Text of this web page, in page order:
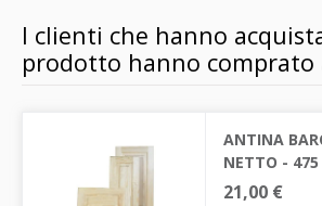
I clienti che hanno
prodotto hanno comprato
ANTINA
NETTO -
21,00 €